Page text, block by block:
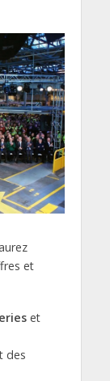
et
et
des